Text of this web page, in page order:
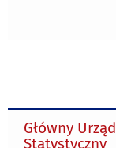
Główny Urząd
Statystyczny